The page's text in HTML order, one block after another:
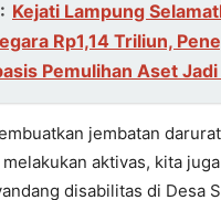
Kejati Lampung
Rp1,14 Triliun,
Pemulihan Aset
jembatan
aktivas, kita
disabilitas di Desa